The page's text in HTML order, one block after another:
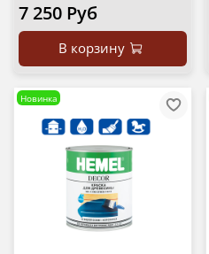
7 250 Руб
В корзину
Новинка